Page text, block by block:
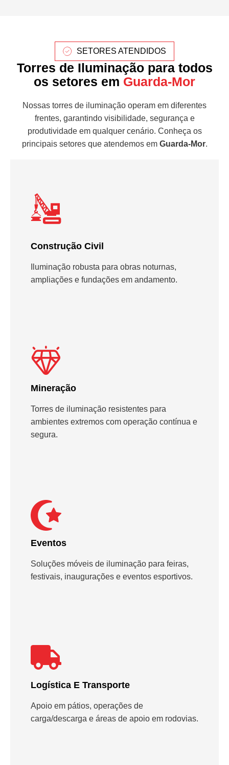
SETORES ATENDIDOS
Torres de Iluminação para todos
os setores em Guarda-Mor
Nossas torres de iluminação operam em diferentes
frentes, garantindo visibilidade, segurança e
produtividade em qualquer cenário. Conheça os
principais setores que atendemos em Guarda-Mor.
Construção Civil
Iluminação robusta para obras noturnas,
ampliações e fundações em andamento.
Mineração
Torres de iluminação resistentes para
ambientes extremos com operação contínua e
segura.
Eventos
Soluções móveis de iluminação para feiras,
festivais, inaugurações e eventos esportivos.
Logística E Transporte
Apoio em pátios, operações de
carga/descarga e áreas de apoio em rodovias.